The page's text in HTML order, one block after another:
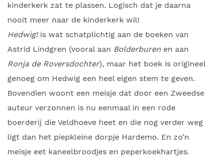
kinderkerk zat te plassen. Logisch dat je daarna
nooit meer naar de kinderkerk wil!
Hedwig!is wat schatplichtig aan de boeken van
Astrid Lindgren (vooral aan Bolderburen en aan
Ronja de Roversdochter), maar het boek is origineel
genoeg om Hedwig een heel eigen stem te geven.
Bovendien woont een meisje dat door een Zweedse
auteur verzonnen is nu eenmaal in een rode
boerderij die Veldhoeve heet en die nog verder weg
ligt dan het piepkleine dorpje Hardemo. En zo’n
meisje eet kaneelbroodjes en peperkoekhartjes.